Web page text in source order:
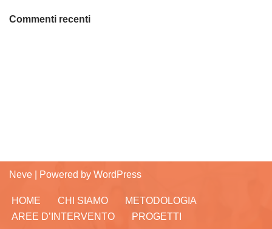
Commenti recenti
Neve | Powered by WordPress
HOME CHI SIAMO
METODOLOGIA
AREE D’INTERVENTO
PROGETTI